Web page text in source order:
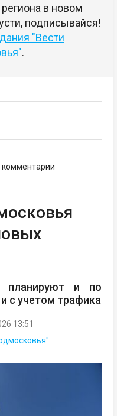
в новом
подписывайся!
"Вести
.
комментарии
планируют и по
с учетом трафика
13:51